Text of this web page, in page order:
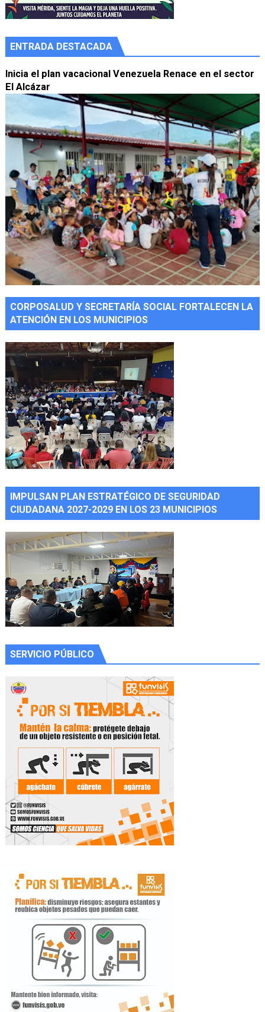
ENTRADA DESTACADA
Inicia el plan vacacional Venezuela Renace en el sector
El Alcázar
CORPOSALUD Y SECRETARÍA SOCIAL FORTALECEN LA
ATENCIÓN EN LOS MUNICIPIOS
IMPULSAN PLAN ESTRATÉGICO DE SEGURIDAD
CIUDADANA 2027-2029 EN LOS 23 MUNICIPIOS
SERVICIO PÚBLICO